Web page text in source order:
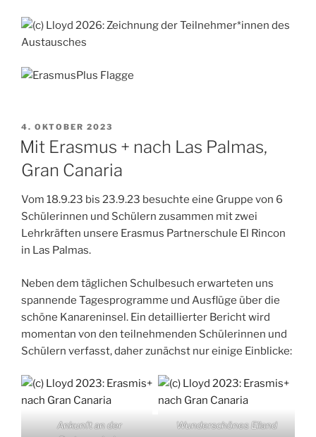
VERÖFFENTLICHT
AM
4. OKTOBER 2023
Mit Erasmus + nach Las Palmas,
Gran Canaria
Vom 18.9.23 bis 23.9.23 besuchte eine Gruppe von 6
Schülerinnen und Schülern zusammen mit zwei
Lehrkräften unsere Erasmus Partnerschule El Rincon
in Las Palmas.
Neben dem täglichen Schulbesuch erwarteten uns
spannende Tagesprogramme und Ausflüge über die
schöne Kanareninsel. Ein detaillierter Bericht wird
momentan von den teilnehmenden Schülerinnen und
Schülern verfasst, daher zunächst nur einige Einblicke:
Ankunft an der
Wunderschönes Eiland